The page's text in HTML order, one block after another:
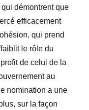
démontrent que
efficacement
qui prend
le rôle du
de celui de la
au
nomination a une
sur la façon